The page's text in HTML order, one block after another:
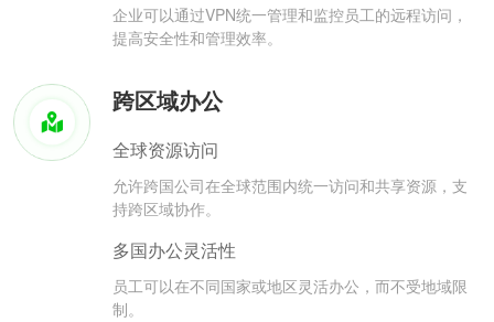
企业可以通过VPN统一管理和监控员工的远程访问，
提高安全性和管理效率。
跨区域办公
全球资源访问
允许跨国公司在全球范围内统一访问和共享资源，支
持跨区域协作。
多国办公灵活性
员工可以在不同国家或地区灵活办公，而不受地域限
制。